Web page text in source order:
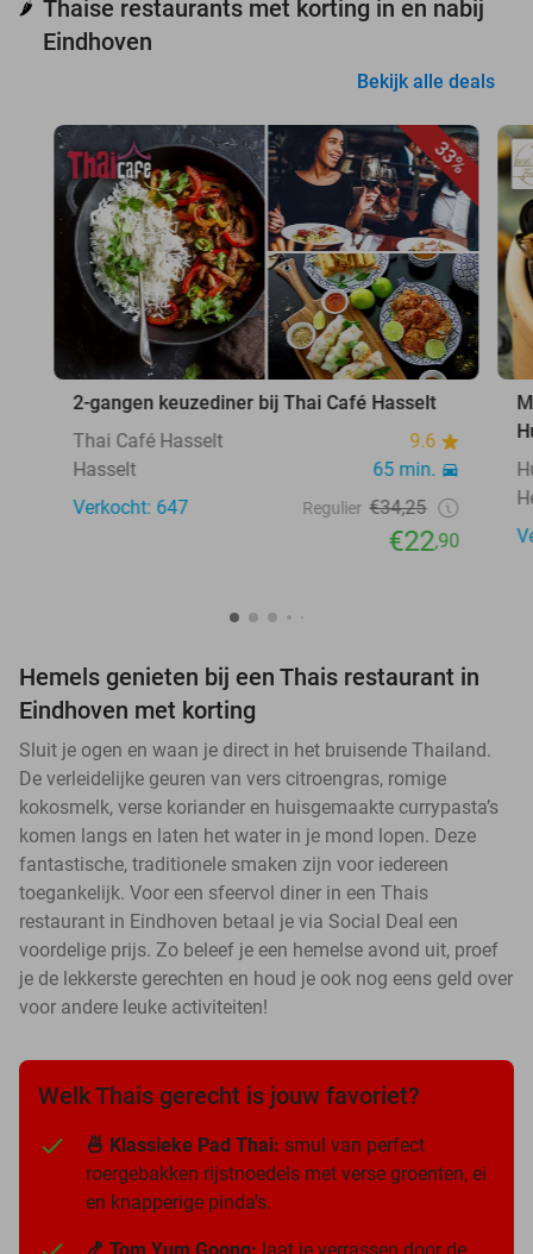
🌶️ Thaise restaurants met korting in en nabij
Eindhoven
Bekijk alle deals
33%
2-gangen keuzediner bij Thai Café Hasselt
Thai Café Hasselt
9.6
Hasselt
65 min.
Verkocht: 647
Regulier €34,25
€22,90
Hemels genieten bij een Thais restaurant in
Eindhoven met korting
Sluit je ogen en waan je direct in het bruisende Thailand.
De verleidelijke geuren van vers citroengras, romige
kokosmelk, verse koriander en huisgemaakte currypasta’s
komen langs en laten het water in je mond lopen. Deze
fantastische, traditionele smaken zijn voor iedereen
toegankelijk. Voor een sfeervol diner in een Thais
restaurant in Eindhoven betaal je via Social Deal een
voordelige prijs. Zo beleef je een hemelse avond uit, proef
je de lekkerste gerechten en houd je ook nog eens geld over
voor andere leuke activiteiten!
Welk Thais gerecht is jouw favoriet?
🍜 Klassieke Pad Thai: smul van perfect
roergebakken rijstnoedels met verse groenten, ei
en knapperige pinda's.